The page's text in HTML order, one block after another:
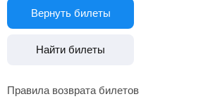
Вернуть билеты
Найти билеты
Правила возврата билетов